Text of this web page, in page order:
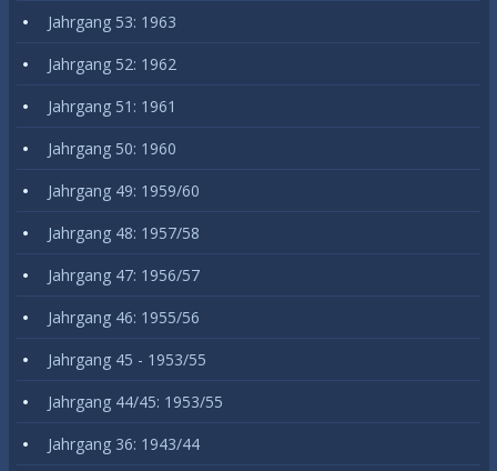
Jahrgang 53: 1963
Jahrgang 52: 1962
Jahrgang 51: 1961
Jahrgang 50: 1960
Jahrgang 49: 1959/60
Jahrgang 48: 1957/58
Jahrgang 47: 1956/57
Jahrgang 46: 1955/56
Jahrgang 45 - 1953/55
Jahrgang 44/45: 1953/55
Jahrgang 36: 1943/44